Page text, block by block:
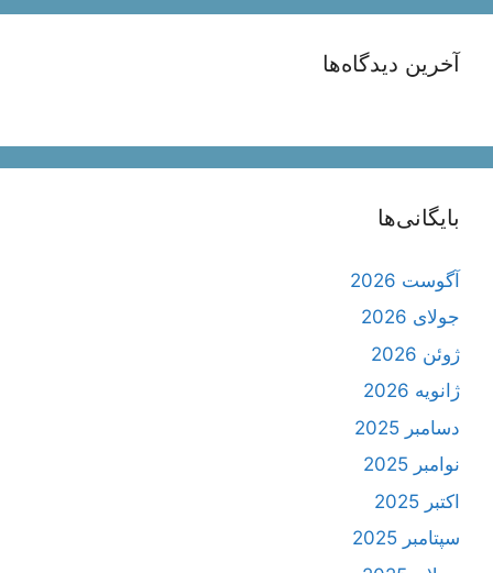
آخرین دیدگاه‌ها
بایگانی‌ها
آگوست 2026
جولای 2026
ژوئن 2026
ژانویه 2026
دسامبر 2025
نوامبر 2025
اکتبر 2025
سپتامبر 2025